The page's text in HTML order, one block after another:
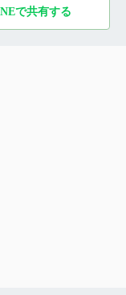
で共有する